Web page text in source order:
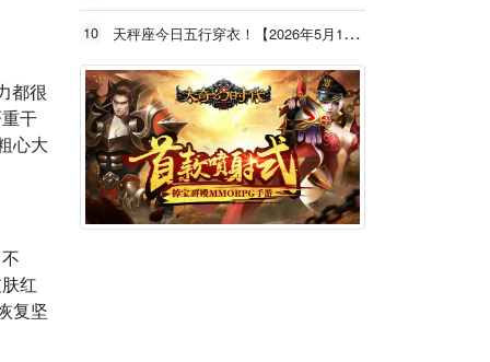
都很
干
心大
红
复坚
10 天秤座今日五行穿衣！【2026年5月19日】